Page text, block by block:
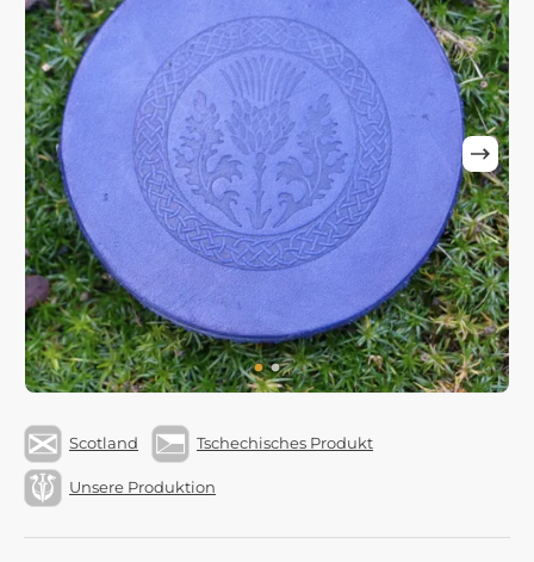
Scotland Tschechisches Produkt
Unsere Produktion